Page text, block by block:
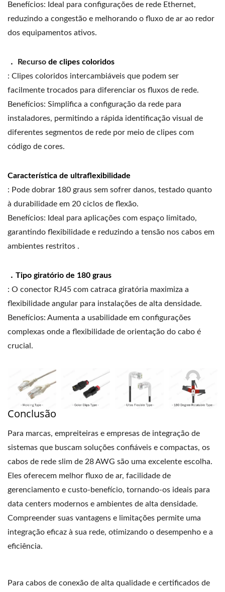
Benefícios: Ideal para configurações de rede Ethernet,
reduzindo a congestão e melhorando o fluxo de ar ao redor
dos equipamentos ativos.
． Recurso de clipes coloridos
: Clipes coloridos intercambiáveis ​​que podem ser
facilmente trocados para diferenciar os fluxos de rede.
Benefícios: Simplifica a configuração da rede para
instaladores, permitindo a rápida identificação visual de
diferentes segmentos de rede por meio de clipes com
código de cores.
Característica de ultraflexibilidade
: Pode dobrar 180 graus sem sofrer danos, testado quanto
à durabilidade em 20 ciclos de flexão.
Benefícios: Ideal para aplicações com espaço limitado,
garantindo flexibilidade e reduzindo a tensão nos cabos em
ambientes restritos .
． Tipo giratório de 180 graus
: O conector RJ45 com catraca giratória maximiza a
flexibilidade angular para instalações de alta densidade.
Benefícios: Aumenta a usabilidade em configurações
complexas onde a flexibilidade de orientação do cabo é
crucial.
Conclusão
Para marcas, empreiteiras e empresas de integração de
sistemas que buscam soluções confiáveis ​​e compactas, os
cabos de rede slim de 28 AWG são uma excelente escolha.
Eles oferecem melhor fluxo de ar, facilidade de
gerenciamento e custo-benefício, tornando-os ideais para
data centers modernos e ambientes de alta densidade.
Compreender suas vantagens e limitações permite uma
integração eficaz à sua rede, otimizando o desempenho e a
eficiência.
Para cabos de conexão de alta qualidade e certificados de